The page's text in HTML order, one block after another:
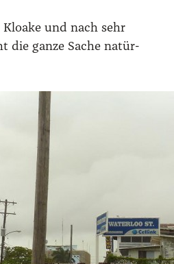
und nach sehr
die gan­ze Sache natür­